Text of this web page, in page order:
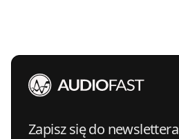
Zapisz się do newslettera